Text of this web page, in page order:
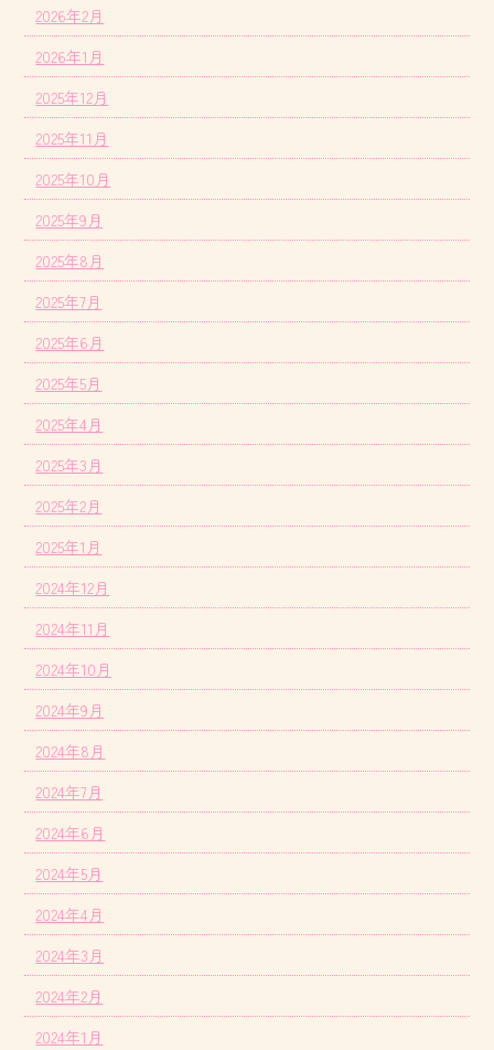
2026年2月
2026年1月
2025年12月
2025年11月
2025年10月
2025年9月
2025年8月
2025年7月
2025年6月
2025年5月
2025年4月
2025年3月
2025年2月
2025年1月
2024年12月
2024年11月
2024年10月
2024年9月
2024年8月
2024年7月
2024年6月
2024年5月
2024年4月
2024年3月
2024年2月
2024年1月